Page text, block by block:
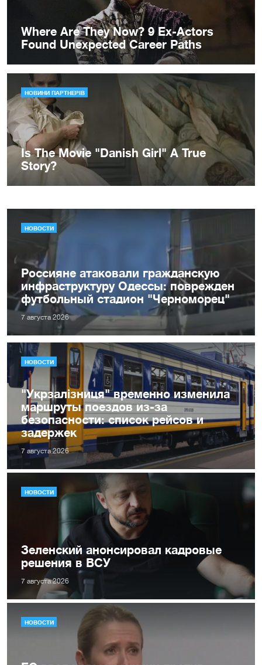
НОВОСТИ
Россияне атаковали гражданскую
инфраструктуру Одессы: поврежден
футбольный стадион "Черноморец"
7 августа 2026
НОВОСТИ
"Укрзалізниця" временно изменила
маршруты поездов из-за
безопасности: список рейсов и
задержек
7 августа 2026
НОВОСТИ
Зеленский анонсировал кадровые
решения в ВСУ
7 августа 2026
НОВОСТИ